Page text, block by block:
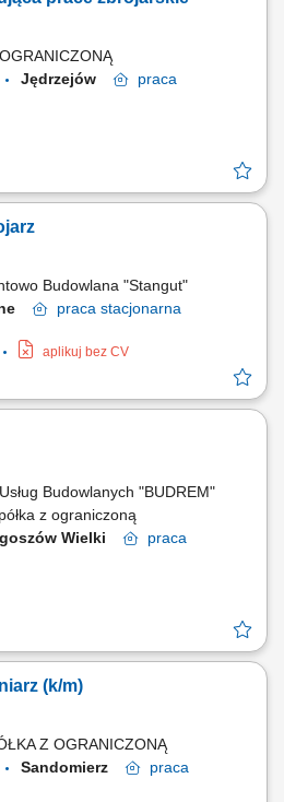
Jędrzejów
praca
Budowlana "Stangut"
praca stacjonarna
aplikuj bez CV
Budowlanych "BUDREM"
z ograniczoną
Wielki
praca
(k/m)
Z OGRANICZONĄ
Sandomierz
praca